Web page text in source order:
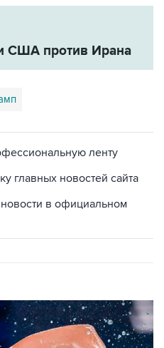
США против Ирана
ленту
главных новостей сайта
в официальном